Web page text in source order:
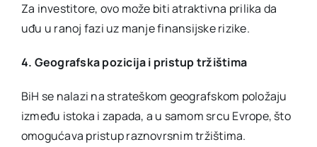
Za investitore, ovo može biti atraktivna prilika da
uđu u ranoj fazi uz manje finansijske rizike.
4. Geografska pozicija i pristup tržištima
BiH se nalazi na strateškom geografskom položaju
između istoka i zapada, a u samom srcu Evrope, što
omogućava pristup raznovrsnim tržištima.